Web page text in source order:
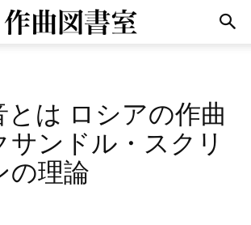
とは ロシアの作曲
サンドル・スクリ
の理論